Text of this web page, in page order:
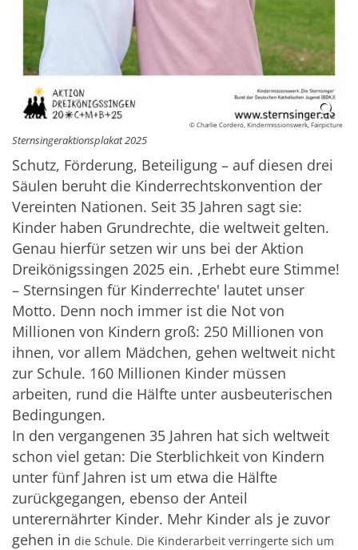
© Charlie Cordero, Kindermissionswerk, Fairpicture
Sternsingeraktionsplakat 2025
Schutz, Förderung, Beteiligung – auf diesen drei
Säulen beruht die Kinderrechtskonvention der
Vereinten Nationen. Seit 35 Jahren sagt sie:
Kinder haben Grundrechte, die weltweit gelten.
Genau hierfür setzen wir uns bei der Aktion
Dreikönigssingen 2025 ein. ,Erhebt eure Stimme!
– Sternsingen für Kinderrechte' lautet unser
Motto. Denn noch immer ist die Not von
Millionen von Kindern groß: 250 Millionen von
ihnen, vor allem Mädchen, gehen weltweit nicht
zur Schule. 160 Millionen Kinder müssen
arbeiten, rund die Hälfte unter ausbeuterischen
Bedingungen.
In den vergangenen 35 Jahren hat sich weltweit
schon viel getan: Die Sterblichkeit von Kindern
unter fünf Jahren ist um etwa die Hälfte
zurückgegangen, ebenso der Anteil
unterernährter Kinder. Mehr Kinder als je zuvor
gehen in die Schule. Die Kinderarbeit verringerte sich um